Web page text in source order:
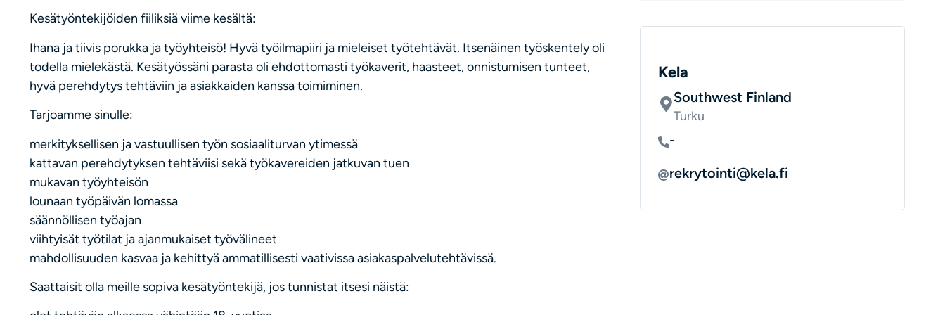
Kesätyöntekijöiden fiiliksiä viime kesältä:
Ihana ja tiivis porukka ja työyhteisö! Hyvä työilmapiiri ja mieleiset työtehtävät. Itsenäinen työskentely oli
todella mielekästä. Kesätyössäni parasta oli ehdottomasti työkaverit, haasteet, onnistumisen tunteet,
hyvä perehdytys tehtäviin ja asiakkaiden kanssa toimiminen.
Tarjoamme sinulle:
merkityksellisen ja vastuullisen työn sosiaaliturvan ytimessä
kattavan perehdytyksen tehtäviisi sekä työkavereiden jatkuvan tuen
mukavan työyhteisön
lounaan työpäivän lomassa
säännöllisen työajan
viihtyisät työtilat ja ajanmukaiset työvälineet
mahdollisuuden kasvaa ja kehittyä ammatillisesti vaativissa asiakaspalvelutehtävissä.
Saattaisit olla meille sopiva kesätyöntekijä, jos tunnistat itsesi näistä:
Kela
Southwest Finland
Turku
-
rekrytointi@kela.fi